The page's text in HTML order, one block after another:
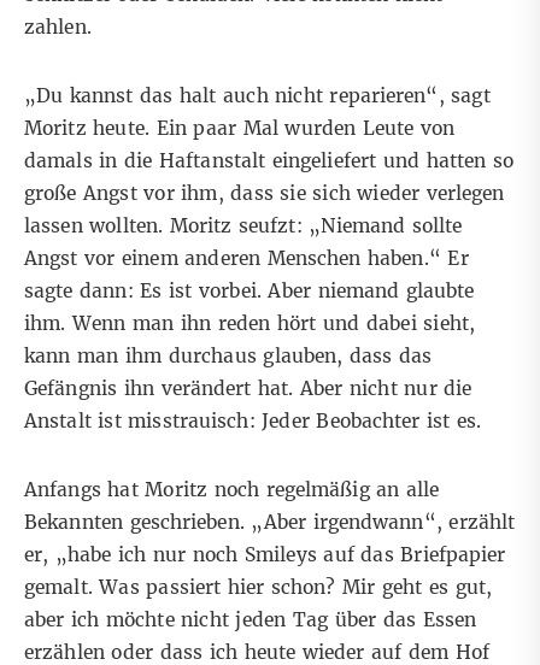
zahlen.
„Du kannst das halt auch nicht reparieren“, sagt
Moritz heute. Ein paar Mal wurden Leute von
damals in die Haftanstalt eingeliefert und hatten so
große Angst vor ihm, dass sie sich wieder verlegen
lassen wollten. Moritz seufzt: „Niemand sollte
Angst vor einem anderen Menschen haben.“ Er
sagte dann: Es ist vorbei. Aber niemand glaubte
ihm. Wenn man ihn reden hört und dabei sieht,
kann man ihm durchaus glauben, dass das
Gefängnis ihn verändert hat. Aber nicht nur die
Anstalt ist misstrauisch: Jeder Beobachter ist es.
Anfangs hat Moritz noch regelmäßig an alle
Bekannten geschrieben. „Aber irgendwann“, erzählt
er, „habe ich nur noch Smileys auf das Briefpapier
gemalt. Was passiert hier schon? Mir geht es gut,
aber ich möchte nicht jeden Tag über das Essen
erzählen oder dass ich heute wieder auf dem Hof